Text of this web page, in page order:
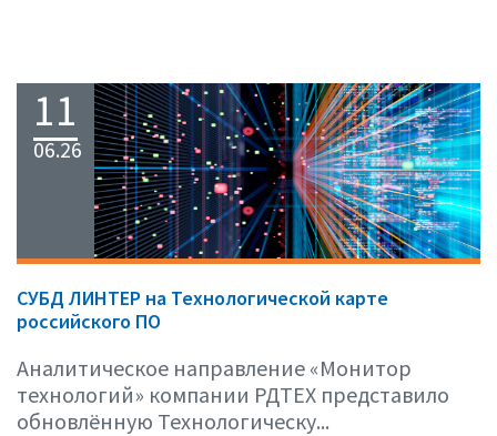
11
06.26
СУБД ЛИНТЕР на Технологической карте
российского ПО
Аналитическое направление «Монитор
технологий» компании РДТЕХ представило
обновлённую Технологическу...